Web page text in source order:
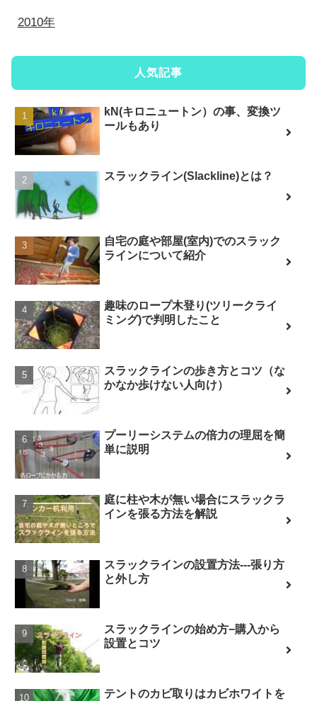
2010年
人気記事
kN(キロニュートン）の事、変換ツ
ールもあり
スラックライン(Slackline)とは？
自宅の庭や部屋(室内)でのスラック
ラインについて紹介
趣味のロープ木登り(ツリークライ
ミング)で判明したこと
スラックラインの歩き方とコツ（な
かなか歩けない人向け）
プーリーシステムの倍力の理屈を簡
単に説明
庭に柱や木が無い場合にスラックラ
インを張る方法を解説
スラックラインの設置方法---張り方
と外し方
スラックラインの始め方−購入から
設置とコツ
テントのカビ取りはカビホワイトを